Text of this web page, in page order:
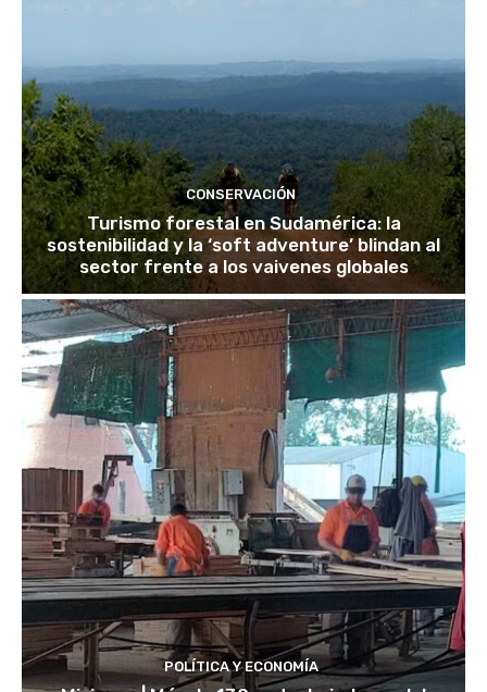
CONSERVACIÓN
Turismo forestal en Sudamérica: la
sostenibilidad y la ‘soft adventure’ blindan al
sector frente a los vaivenes globales
POLÍTICA Y ECONOMÍA